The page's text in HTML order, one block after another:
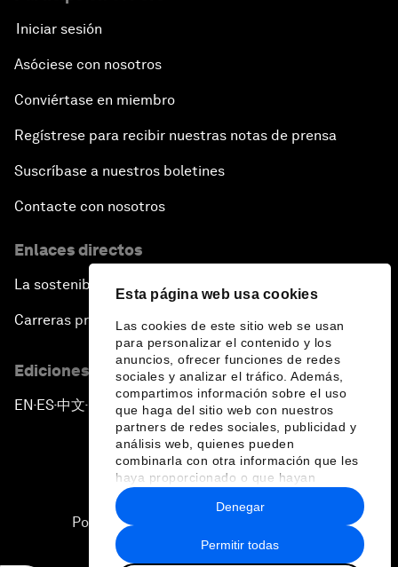
Esta página web usa cookies
Las cookies de este sitio web se usan
para personalizar el contenido y los
anuncios, ofrecer funciones de redes
sociales y analizar el tráfico. Además,
compartimos información sobre el uso
que haga del sitio web con nuestros
partners de redes sociales, publicidad y
análisis web, quienes pueden
combinarla con otra información que les
haya proporcionado o que hayan
recopilado a partir del uso que haya
hecho de sus servicios.
Permitir todas
Denegar
Iniciar sesión
Asóciese con nosotros
Conviértase en miembro
Regístrese para recibir nuestras notas de prensa
Suscríbase a nuestros boletines
Contacte con nosotros
Enlaces directos
La sostenibilidad en el Foro
Carreras profesionales
Ediciones en otros idiomas
EN ▪ES▪中文▪ 日本語
Política de privacidad y normas de uso
Sitemap